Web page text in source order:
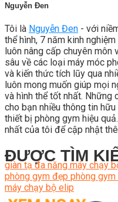
Nguyễn Đen
Tôi là Nguyễn Đen - với
thể hình, 7 năm kinh
luôn nâng cấp chuyên môn
sâu về các loại máy móc
và kiến thức tích lũy qua
luôn mong muốn giúp mọi
và hình thể tốt nhất. Những
cho bạn nhiều thông tin
thiết bị phòng gym hiệu
nhất của tôi để cập nhật
ĐƯỢC TÌM
giàn tạ đa năng máy chạy
phòng gym đẹp phòng gym
máy chạy bộ elip